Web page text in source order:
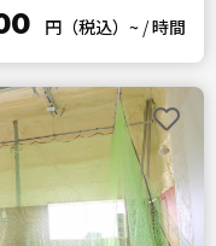
円（税込）~ /時間